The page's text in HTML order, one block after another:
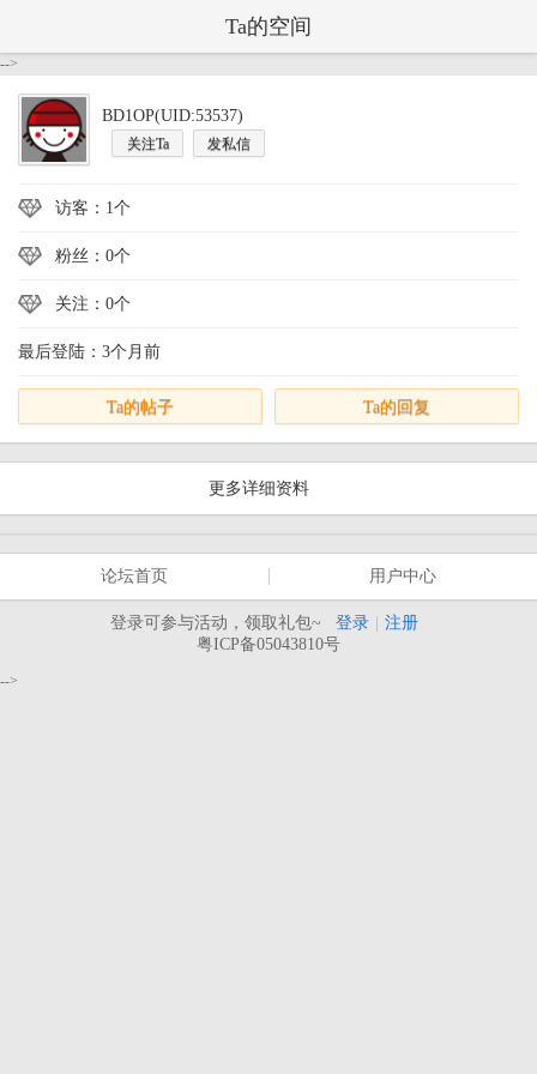
Ta的空间
-->
BD1OP(UID:53537)
关注Ta 发私信
访客：1个
粉丝：0个
关注：0个
最后登陆：3个月前
Ta的帖子 Ta的回复
更多详细资料
论坛首页 用户中心
登录可参与活动，领取礼包~ 登录
注册
粤ICP备05043810号
-->